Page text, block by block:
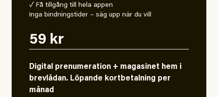
✓ Få tillgång till hela appen
Inga bindningstider – säg upp när du vill
59 kr
Digital prenumeration + magasinet hem i
brevlådan. Löpande kortbetalning per
månad